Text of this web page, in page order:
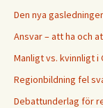
Den nya
Ansvar – att ha och
Manligt vs. kvinnligt
Regionbildning fel
Debattunderlag för